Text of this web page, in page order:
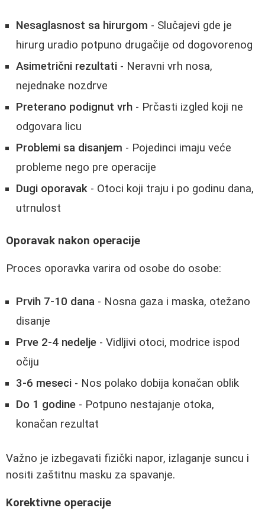
Nesaglasnost sa hirurgom - Slučajevi gde je
hirurg uradio potpuno drugačije od dogovorenog
Asimetrični rezultati - Neravni vrh nosa,
nejednake nozdrve
Preterano podignut vrh - Prčasti izgled koji ne
odgovara licu
Problemi sa disanjem - Pojedinci imaju veće
probleme nego pre operacije
Dugi oporavak - Otoci koji traju i po godinu dana,
utrnulost
Oporavak nakon operacije
Proces oporavka varira od osobe do osobe:
Prvih 7-10 dana - Nosna gaza i maska, otežano
disanje
Prve 2-4 nedelje - Vidljivi otoci, modrice ispod
očiju
3-6 meseci - Nos polako dobija konačan oblik
Do 1 godine - Potpuno nestajanje otoka,
konačan rezultat
Važno je izbegavati fizički napor, izlaganje suncu i
nositi zaštitnu masku za spavanje.
Korektivne operacije